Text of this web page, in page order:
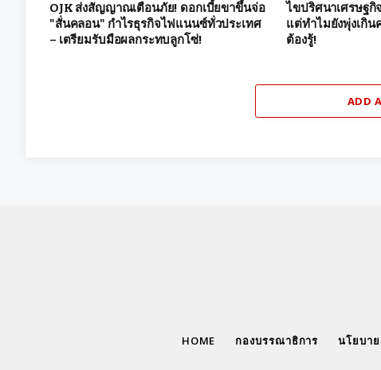
OJK ส่งสัญญาณเตือนภัย! ดอกเบี้ยขาขึ้นจ่อ
"สั่นคลอน" กำไรธุรกิจไฟแนนซ์ทั่วประเทศ
– เตรียมรับมือผลกระทบลูกโซ่!
ไขปริศนาเศรษฐกิ
แต่ทำไมยังพุ่งเกิน
ต้องรู้!
ADD
HOME กองบรรณาธิการ นโยบา